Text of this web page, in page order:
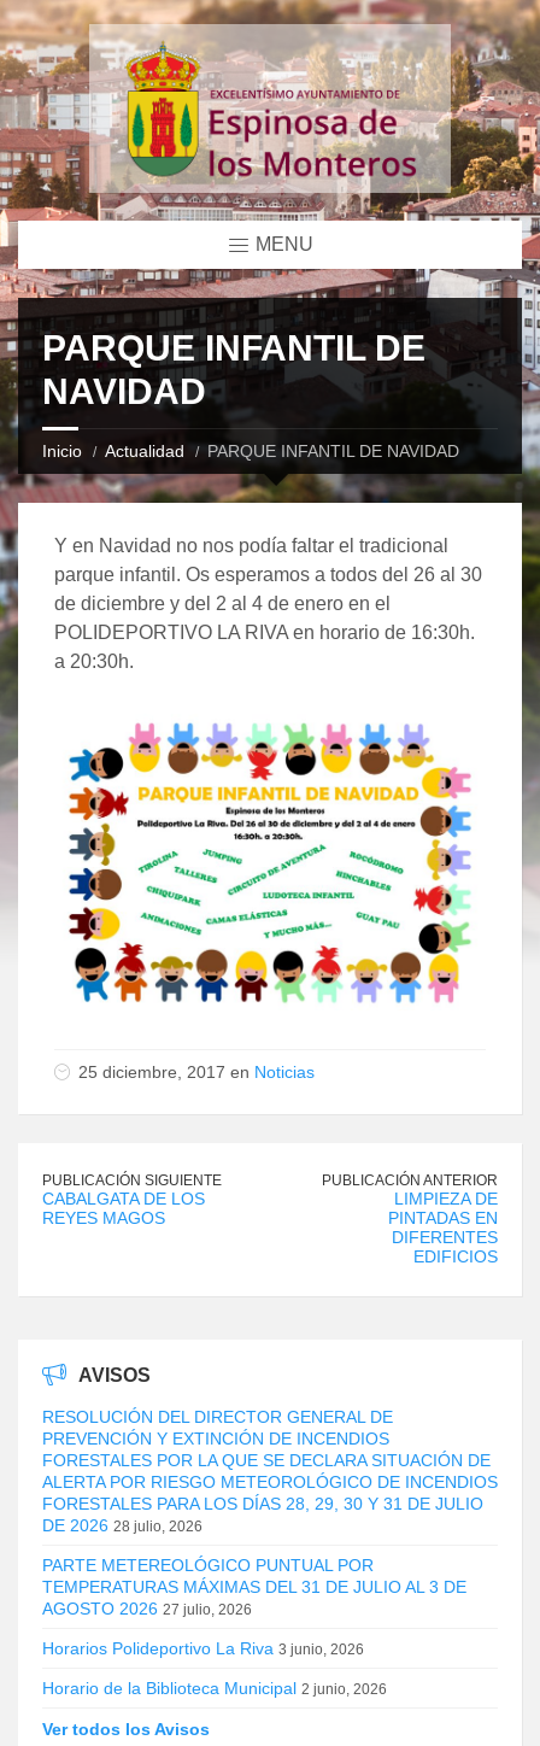
MENU
PARQUE INFANTIL DE
NAVIDAD
Inicio Actualidad PARQUE INFANTIL DE NAVIDAD
Y en Navidad no nos podía faltar el tradicional
parque infantil. Os esperamos a todos del 26 al 30
de diciembre y del 2 al 4 de enero en el
POLIDEPORTIVO LA RIVA en horario de 16:30h.
a 20:30h.
25 diciembre, 2017 en Noticias
PUBLICACIÓN SIGUIENTE
CABALGATA DE LOS
REYES MAGOS
PUBLICACIÓN ANTERIOR
LIMPIEZA DE
PINTADAS EN
DIFERENTES
EDIFICIOS
AVISOS
RESOLUCIÓN DEL DIRECTOR GENERAL DE
PREVENCIÓN Y EXTINCIÓN DE INCENDIOS
FORESTALES POR LA QUE SE DECLARA SITUACIÓN DE
ALERTA POR RIESGO METEOROLÓGICO DE INCENDIOS
FORESTALES PARA LOS DÍAS 28, 29, 30 Y 31 DE JULIO
DE 2026 28 julio, 2026
PARTE METEREOLÓGICO PUNTUAL POR
TEMPERATURAS MÁXIMAS DEL 31 DE JULIO AL 3 DE
AGOSTO 2026 27 julio, 2026
Horarios Polideportivo La Riva 3 junio, 2026
Horario de la Biblioteca Municipal 2 junio, 2026
Ver todos los Avisos